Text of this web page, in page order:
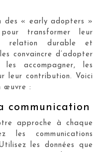
des « early adopters »
transformer leur
relation durable et
convaincre d’adopter
accompagner, les
leur contribution. Voici
œuvre :
communication
approche à chaque
communications
les données que